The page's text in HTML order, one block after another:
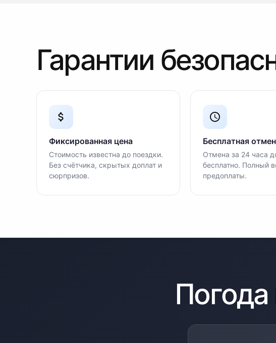
Гарантии
Фиксированная цена
Стоимость известна до поездки.
Без счётчика, скрытых доплат и
сюрпризов.
Бесплатная
Отмена за 24 часа
бесплатно. Полный
предоплаты.
Погода